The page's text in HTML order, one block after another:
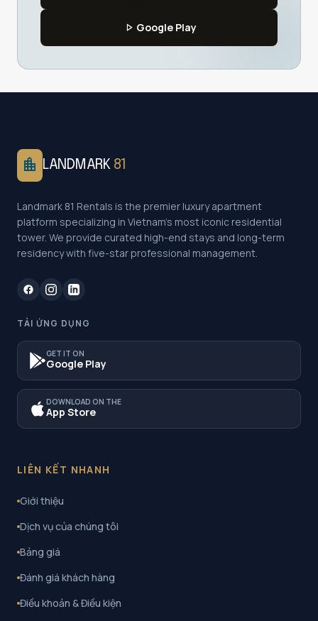
play_arrow Google Play
location_city LANDMARK 81
Landmark 81 Rentals is the premier luxury apartment
platform specializing in Vietnam's most iconic residential
tower. We provide curated high-end stays and long-term
residency with five-star professional management.
TẢI ỨNG DỤNG
GET IT ON
Google Play
DOWNLOAD ON THE
App Store
LIÊN KẾT NHANH
Giới thiệu
Dịch vụ của chúng tôi
Bảng giá
Đánh giá khách hàng
Điều khoản & Điều kiện